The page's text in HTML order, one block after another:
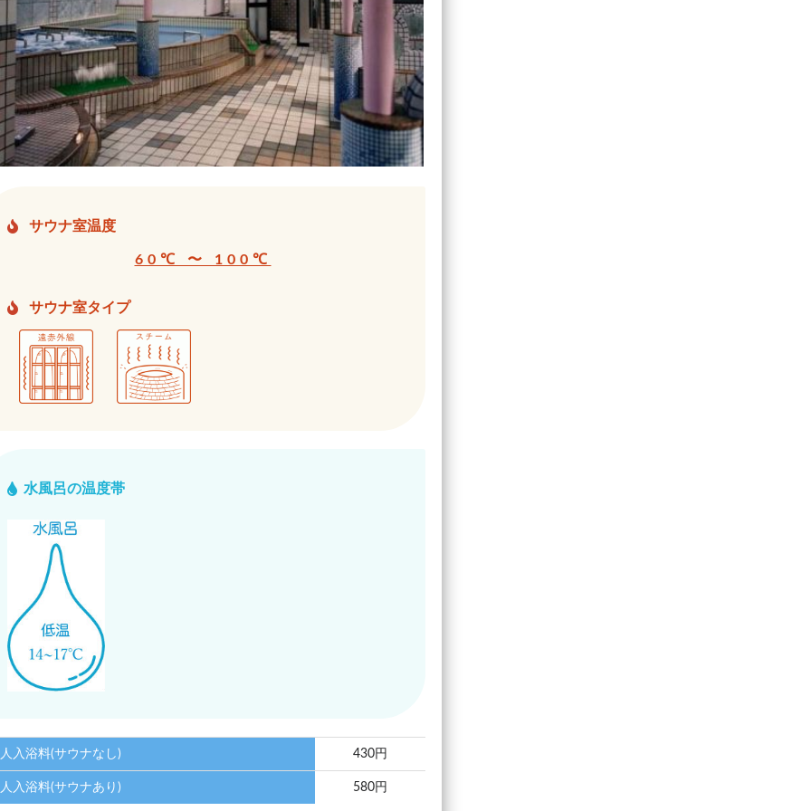
サウナ室温度
60℃ 〜 100℃
サウナ室タイプ
水風呂の温度帯
入浴料(サウナなし) 430円
入浴料(サウナあり) 580円